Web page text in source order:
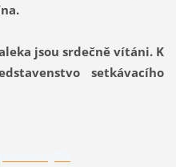
jsou srdečně vítáni. K
setkávacího